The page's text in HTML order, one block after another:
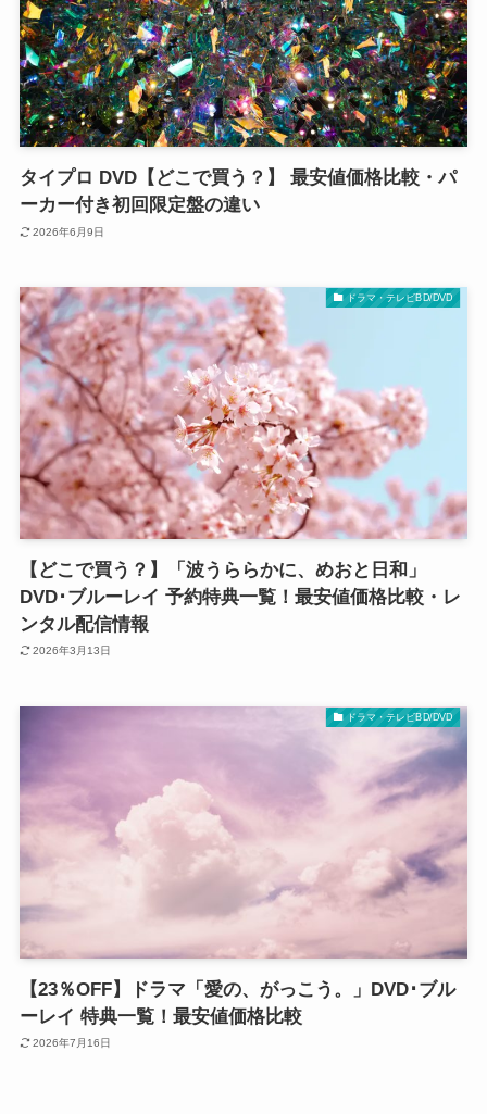
タイプロ DVD【どこで買う？】 最安値価格比較・パ
ーカー付き初回限定盤の違い
2026年6月9日
ドラマ・テレビBD/DVD
【どこで買う？】「波うららかに、めおと日和」
DVD･ブルーレイ 予約特典一覧！最安値価格比較・レ
ンタル配信情報
2026年3月13日
ドラマ・テレビBD/DVD
【23％OFF】ドラマ「愛の、がっこう。」DVD･ブル
ーレイ 特典一覧！最安値価格比較
2026年7月16日